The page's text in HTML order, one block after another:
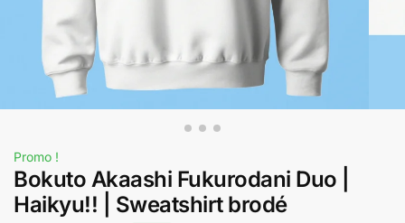
Promo !
Bokuto Akaashi Fukurodani Duo |
Haikyu!! | Sweatshirt brodé